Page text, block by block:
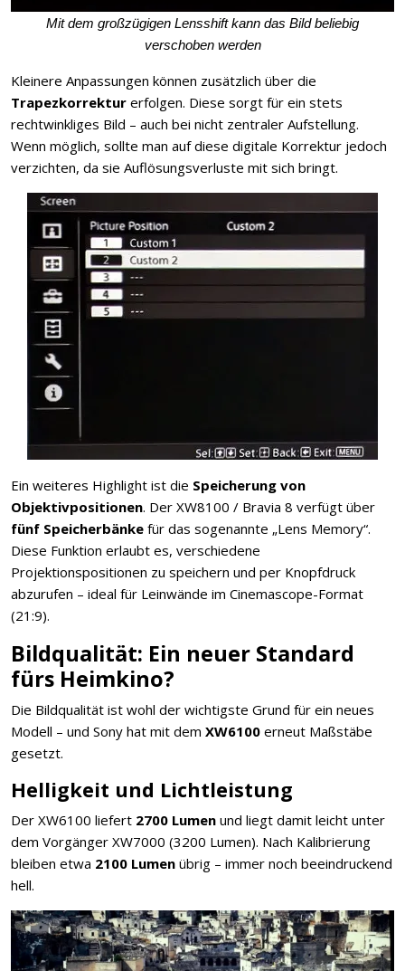
Mit dem großzügigen Lensshift kann das Bild beliebig
verschoben werden
Kleinere Anpassungen können zusätzlich über die
Trapezkorrektur erfolgen. Diese sorgt für ein stets
rechtwinkliges Bild – auch bei nicht zentraler Aufstellung.
Wenn möglich, sollte man auf diese digitale Korrektur jedoch
verzichten, da sie Auflösungsverluste mit sich bringt.
Ein weiteres Highlight ist die Speicherung von
Objektivpositionen. Der XW8100 / Bravia 8 verfügt über
fünf Speicherbänke für das sogenannte „Lens Memory“.
Diese Funktion erlaubt es, verschiedene
Projektionspositionen zu speichern und per Knopfdruck
abzurufen – ideal für Leinwände im Cinemascope-Format
(21:9).
Bildqualität: Ein neuer Standard
fürs Heimkino?
Die Bildqualität ist wohl der wichtigste Grund für ein neues
Modell – und Sony hat mit dem XW6100 erneut Maßstäbe
gesetzt.
Helligkeit und Lichtleistung
Der XW6100 liefert 2700 Lumen und liegt damit leicht unter
dem Vorgänger XW7000 (3200 Lumen). Nach Kalibrierung
bleiben etwa 2100 Lumen übrig – immer noch beeindruckend
hell.